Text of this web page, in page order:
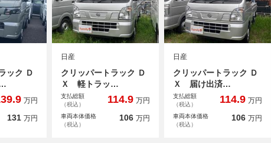
ック Ｄ
万円
131 万円
日産
クリッパートラック Ｄ
Ｘ 軽トラッ…
支払総額
（税込）
114.9 万円
車両本体価格
（税込）
106 万円
日産
クリッパートラック Ｄ
Ｘ 届け出済…
支払総額
（税込）
114.9 万円
車両本体価格
（税込）
106 万円